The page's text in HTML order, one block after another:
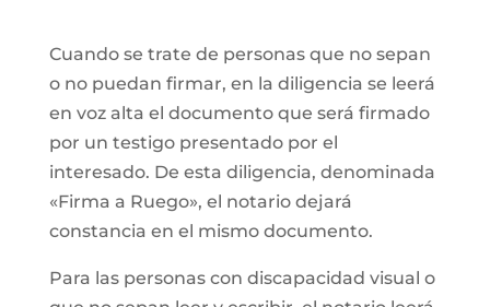
Cuando se trate de personas que no sepan
o no puedan firmar, en la diligencia se leerá
en voz alta el documento que será firmado
por un testigo presentado por el
interesado. De esta diligencia, denominada
«Firma a Ruego», el notario dejará
constancia en el mismo documento.
Para las personas con discapacidad visual o